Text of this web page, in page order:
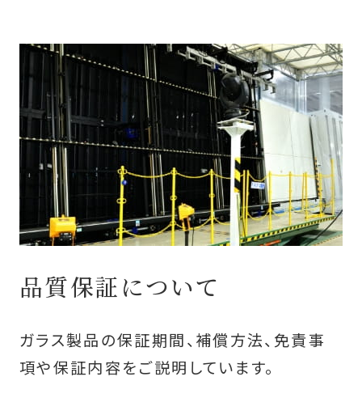
品質保証について
ガラス製品の保証期間、補償方法、免責事
項や保証内容をご説明しています。